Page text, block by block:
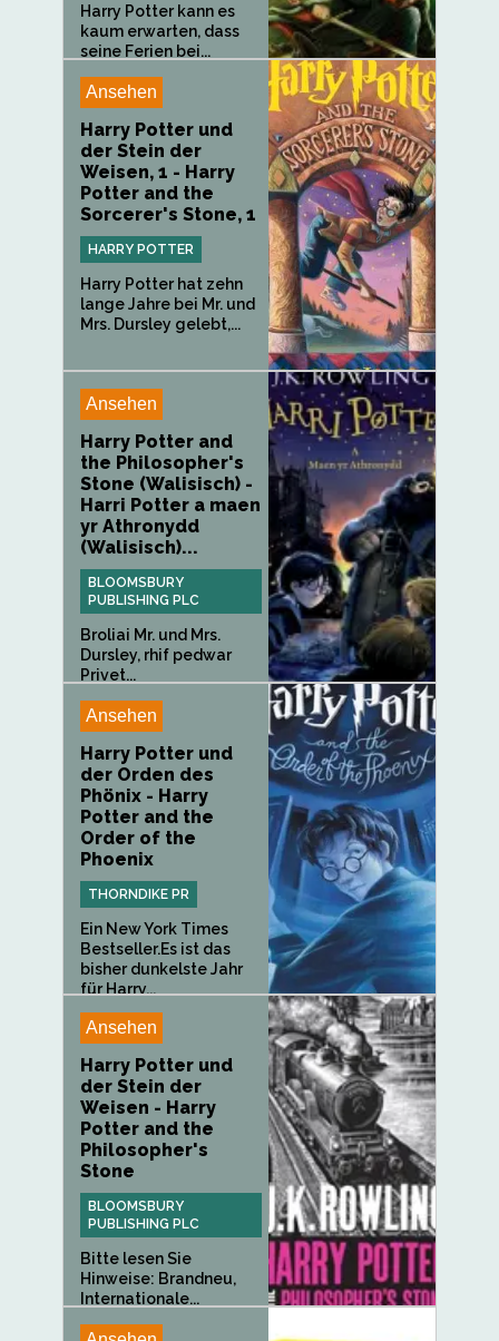
Harry Potter kann es
kaum erwarten, dass
seine Ferien bei...
Ansehen
Harry Potter und
der Stein der
Weisen, 1 - Harry
Potter and the
Sorcerer's Stone, 1
HARRY POTTER
Harry Potter hat zehn
lange Jahre bei Mr. und
Mrs. Dursley gelebt,...
Ansehen
Harry Potter and
the Philosopher's
Stone (Walisisch) -
Harri Potter a maen
yr Athronydd
(Walisisch)...
BLOOMSBURY
PUBLISHING PLC
Broliai Mr. und Mrs.
Dursley, rhif pedwar
Privet...
Ansehen
Harry Potter und
der Orden des
Phönix - Harry
Potter and the
Order of the
Phoenix
THORNDIKE PR
Ein New York Times
Bestseller.Es ist das
bisher dunkelste Jahr
für Harry...
Ansehen
Harry Potter und
der Stein der
Weisen - Harry
Potter and the
Philosopher's
Stone
BLOOMSBURY
PUBLISHING PLC
Bitte lesen Sie
Hinweise: Brandneu,
Internationale...